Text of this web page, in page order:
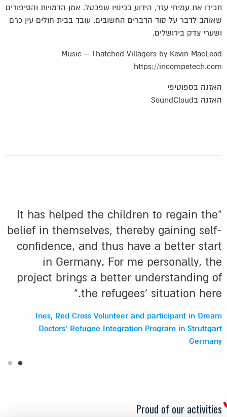
תכירו את עמיחי עזר, הידוע בכינויו שפכטל. אמן הדמויות והסיפורים
שאוהב לדבר על סוד הדברים החשובים. עובד בבית חולים עין כרם
ושערי צדק בירושלים.
Music – Thatched Villagers by Kevin MacLeod
https://incompetech.com
האזנה בספוטיפי
"It has helped the children to regain the
belief in themselves, thereby gaining self-
confidence, and thus have a better start
in Germany. For me personally, the
project brings a better understanding of
the refugees' situation here."
Ines, Red Cross Volunteer and participant in Dream
Doctors' Refugee Integration Program in Struttgart
Germany
Proud of our activities